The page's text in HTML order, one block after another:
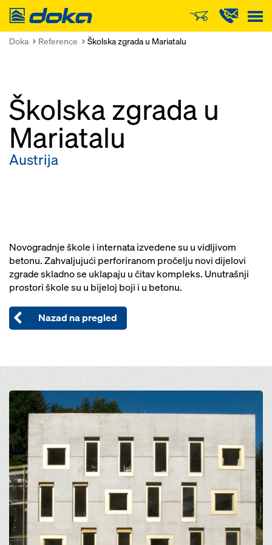
Doka
Doka Reference Školska zgrada u Mariatalu
Školska zgrada u
Mariatalu
Austrija
Novogradnje škole i internata izvedene su u vidljivom
betonu. Zahvaljujući perforiranom pročelju novi dijelovi
zgrade skladno se uklapaju u čitav kompleks. Unutrašnji
prostori škole su u bijeloj boji i u betonu.
Nazad na pregled
Open